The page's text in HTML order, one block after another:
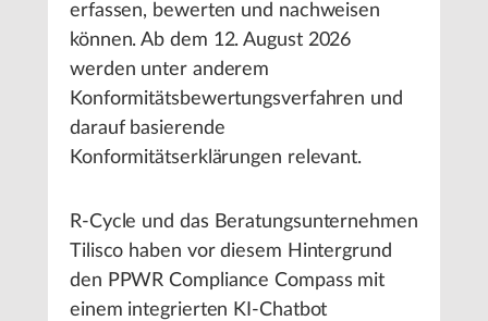
erfassen, bewerten und nachweisen
können. Ab dem 12. August 2026
werden unter anderem
Konformitätsbewertungsverfahren und
darauf basierende
Konformitätserklärungen relevant.
R-Cycle und das Beratungsunternehmen
Tilisco haben vor diesem Hintergrund
den PPWR Compliance Compass mit
einem integrierten KI-Chatbot